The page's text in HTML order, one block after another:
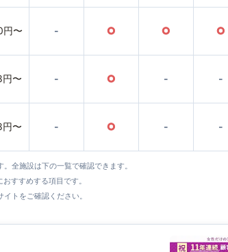
〜 - ○ ○ ○
〜 - ○ - -
〜 - ○ - -
全施設は下の一覧で確認できます。
すすめする項目です。
トをご確認ください。